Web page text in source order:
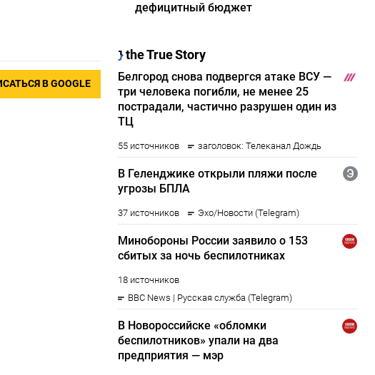
В GOOGLE
дефицитный бюджет